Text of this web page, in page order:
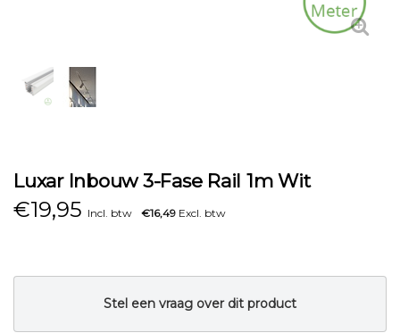
Luxar Inbouw 3-Fase Rail 1m Wit
€19,95 Incl. btw €16,49 Excl. btw
Stel een vraag over dit product